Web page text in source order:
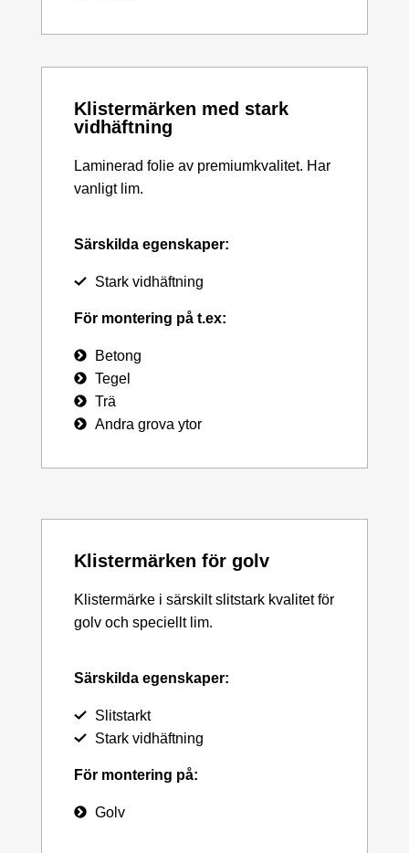
Klistermärken med stark
vidhäftning
Laminerad folie av premiumkvalitet. Har
vanligt lim.
Särskilda egenskaper:
Stark vidhäftning
För montering på t.ex:
Betong
Tegel
Trä
Andra grova ytor
Klistermärken för golv
Klistermärke i särskilt slitstark kvalitet för
golv och speciellt lim.
Särskilda egenskaper:
Slitstarkt
Stark vidhäftning
För montering på:
Golv